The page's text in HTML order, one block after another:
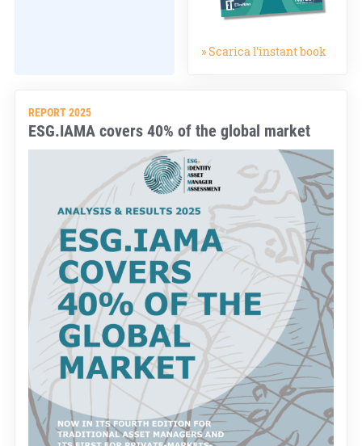
» Scarica l'instant book
REPORT 2025
ESG.IAMA covers 40% of the global market